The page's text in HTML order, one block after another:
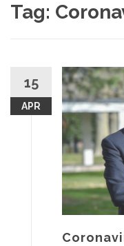
Tag:
15
APR